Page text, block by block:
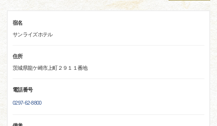
宿名
サンライズホテル
住所
茨城県龍ケ崎市上町２９１１番地
電話番号
0297-62-8800